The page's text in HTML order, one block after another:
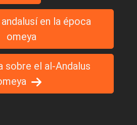
en la época
omeya
sobre el al-Andalus